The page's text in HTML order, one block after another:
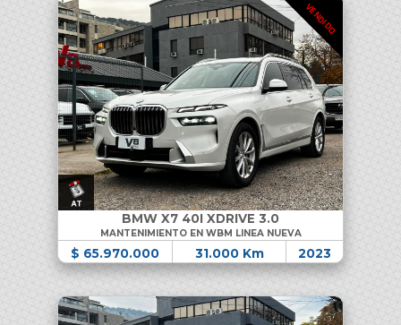
VENDIDO
BMW X7 40I XDRIVE 3.0
MANTENIMIENTO EN WBM LINEA NUEVA
$ 65.970.000 31.000 Km 2023